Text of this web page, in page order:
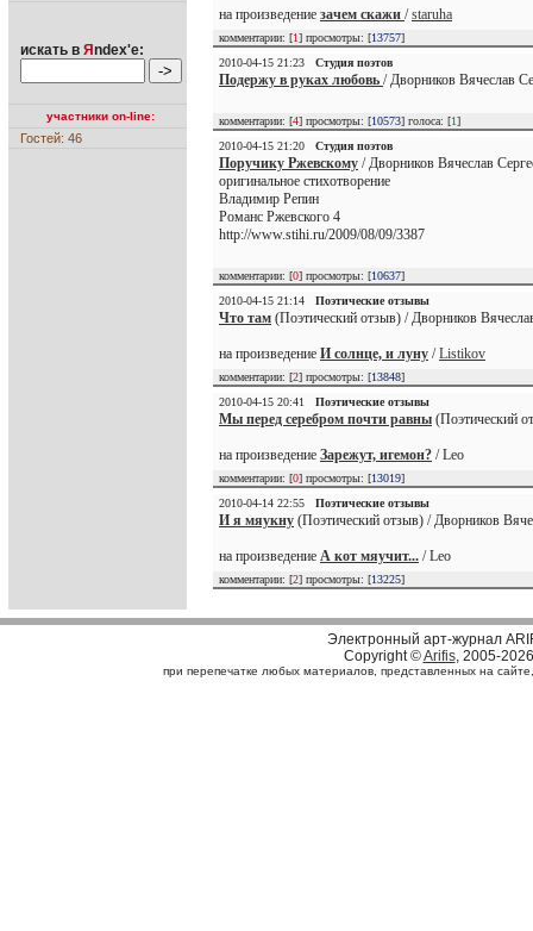
искать в Я ndex'е:
участники on-line:
Гостей: 46
на произведение зачем скажи /staruha
комментарии: [1] просмотры: [13757]
2010-04-15 21:23
Студия поэтов
Подержу в руках любовь / Дворников Вячеслав
комментарии: [4] просмотры: [10573] голоса: [1]
2010-04-15 21:20
Студия поэтов
Поручику Ржевскому / Дворников Вячеслав
оригинальное стихотворение
Владимир Репин
Романс Ржевского 4
http://www.stihi.ru/2009/08/09/3387
комментарии: [0] просмотры: [10637]
2010-04-15 21:14
Поэтические отзывы
Что там (Поэтический отзыв) / Дворников
на произведение И солнце, и луну /Listikov
комментарии: [2] просмотры: [13848]
2010-04-15 20:41
Поэтические отзывы
Мы перед серебром почти равны (Поэтический
на произведение Зарежут, игемон? / Leo
комментарии: [0] просмотры: [13019]
2010-04-14 22:55
Поэтические отзывы
И я мяукну (Поэтический отзыв) / Дворников
на произведение А кот мяучит... / Leo
комментарии: [2] просмотры: [13225]
Электронный арт-журнал
Copyright ©Arifis, 2005-2026
при перепечатке любых материалов, представленных на